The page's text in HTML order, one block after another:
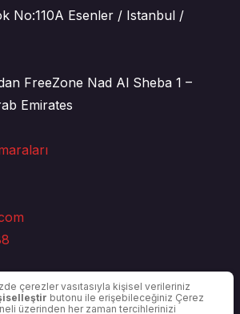
No:110A Esenler / Istanbul /
FreeZone Nad Al Sheba 1 –
Emirates
çerezler vasıtasıyla kişisel verileriniz
butonu ile erişebileceğiniz Çerez
üzerinden her zaman tercihlerinizi